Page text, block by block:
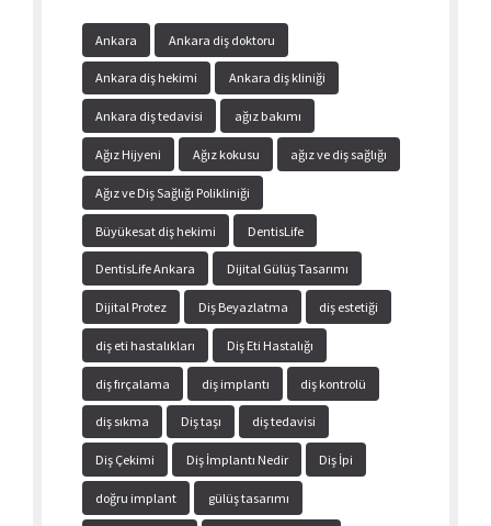
Ankara Ankara diş doktoru
Ankara diş hekimi Ankara diş kliniği
Ankara diş tedavisi ağız bakımı
Ağız Hijyeni Ağız kokusu ağız ve diş sağlığı
Ağız ve Diş Sağlığı Polikliniği
Büyükesat diş hekimi DentisLife
DentisLife Ankara Dijital Gülüş Tasarımı
Dijital Protez Diş Beyazlatma diş estetiği
diş eti hastalıkları Diş Eti Hastalığı
diş fırçalama diş implantı diş kontrolü
diş sıkma Diş taşı diş tedavisi
Diş Çekimi Diş İmplantı Nedir Diş İpi
doğru implant gülüş tasarımı